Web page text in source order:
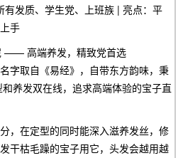
发质、学生党、上班族 | 亮点：平
手
—— 高端养发，精致党首选
字取自《易经》，自带东方韵味，秉
养发双在线，追求高端体验的宝子直
，在定型的同时能深入滋养发丝，修
干枯毛躁的宝子用它，头发会越用越